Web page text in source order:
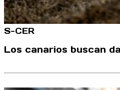
S-CER
Los canarios buscan